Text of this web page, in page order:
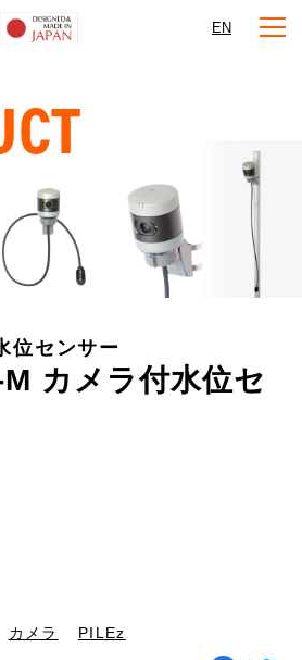
EN
位センサー
カメラ付水位セ
カメラ PILEz